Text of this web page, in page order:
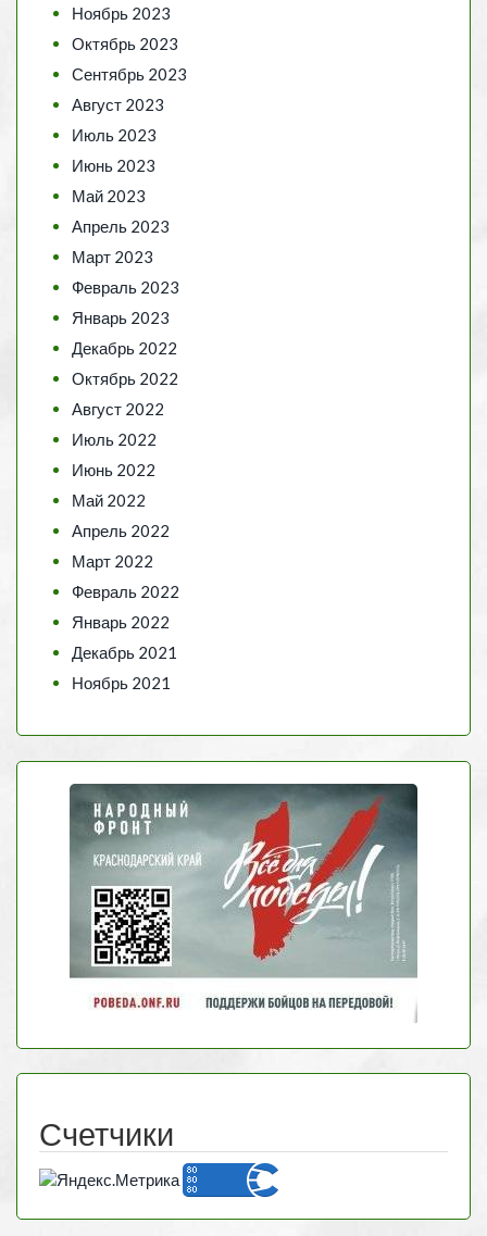
Ноябрь 2023
Октябрь 2023
Сентябрь 2023
Август 2023
Июль 2023
Июнь 2023
Май 2023
Апрель 2023
Март 2023
Февраль 2023
Январь 2023
Декабрь 2022
Октябрь 2022
Август 2022
Июль 2022
Июнь 2022
Май 2022
Апрель 2022
Март 2022
Февраль 2022
Январь 2022
Декабрь 2021
Ноябрь 2021
Счетчики